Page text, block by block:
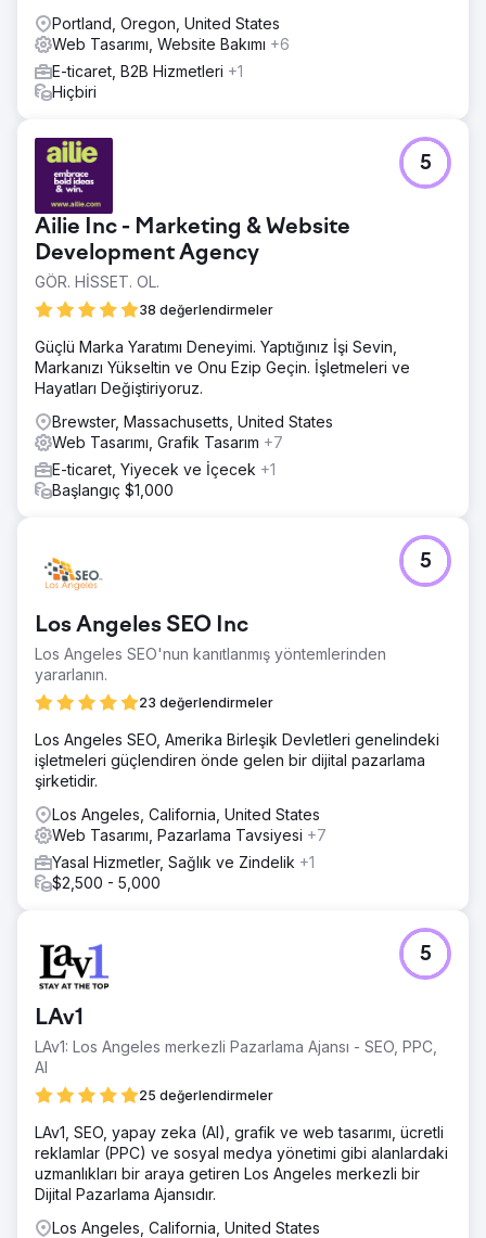
Portland, Oregon, United States
Web Tasarımı, Website Bakımı +6
E-ticaret, B2B Hizmetleri +1
Hiçbiri
Ailie Inc - Marketing & Website
Development Agency
GÖR. HİSSET. OL.
38 değerlendirmeler
5
Güçlü Marka Yaratımı Deneyimi. Yaptığınız İşi Sevin,
Markanızı Yükseltin ve Onu Ezip Geçin. İşletmeleri ve
Hayatları Değiştiriyoruz.
Brewster, Massachusetts, United States
Web Tasarımı, Grafik Tasarım +7
E-ticaret, Yiyecek ve İçecek +1
Başlangıç $1,000
Los Angeles SEO Inc
Los Angeles SEO'nun kanıtlanmış yöntemlerinden
yararlanın.
23 değerlendirmeler
5
Los Angeles SEO, Amerika Birleşik Devletleri genelindeki
işletmeleri güçlendiren önde gelen bir dijital pazarlama
şirketidir.
Los Angeles, California, United States
Web Tasarımı, Pazarlama Tavsiyesi +7
Yasal Hizmetler, Sağlık ve Zindelik +1
$2,500 - 5,000
LAv1
LAv1: Los Angeles merkezli Pazarlama Ajansı - SEO, PPC,
AI
25 değerlendirmeler
5
LAv1, SEO, yapay zeka (AI), grafik ve web tasarımı, ücretli
reklamlar (PPC) ve sosyal medya yönetimi gibi alanlardaki
uzmanlıkları bir araya getiren Los Angeles merkezli bir
Dijital Pazarlama Ajansıdır.
Los Angeles, California, United States